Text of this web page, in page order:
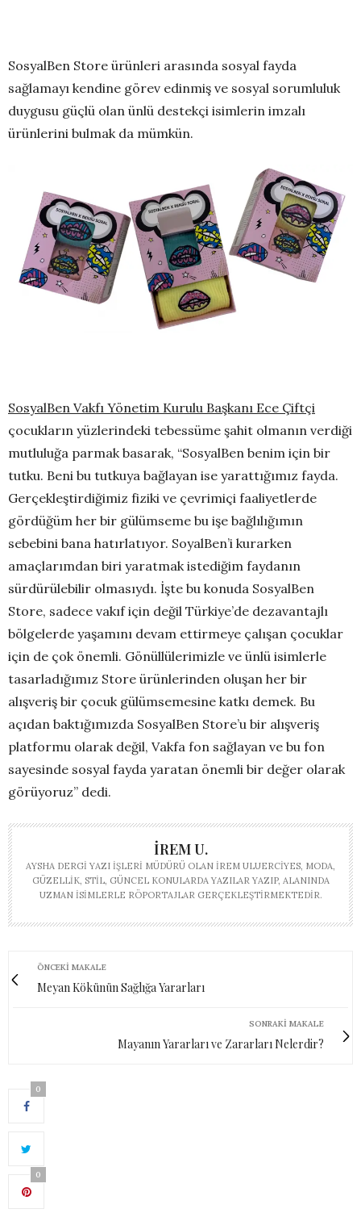
SosyalBen Store ürünleri arasında sosyal fayda
sağlamayı kendine görev edinmiş ve sosyal sorumluluk
duygusu güçlü olan ünlü destekçi isimlerin imzalı
ürünlerini bulmak da mümkün.
SosyalBen Vakfı Yönetim Kurulu Başkanı Ece Çiftçi
çocukların yüzlerindeki tebessüme şahit olmanın verdiği
mutluluğa parmak basarak, “SosyalBen benim için bir
tutku. Beni bu tutkuya bağlayan ise yarattığımız fayda.
Gerçekleştirdiğimiz fiziki ve çevrimiçi faaliyetlerde
gördüğüm her bir gülümseme bu işe bağlılığımın
sebebini bana hatırlatıyor. SoyalBen’i kurarken
amaçlarımdan biri yaratmak istediğim faydanın
sürdürülebilir olmasıydı. İşte bu konuda SosyalBen
Store, sadece vakıf için değil Türkiye’de dezavantajlı
bölgelerde yaşamını devam ettirmeye çalışan çocuklar
için de çok önemli. Gönüllülerimizle ve ünlü isimlerle
tasarladığımız Store ürünlerinden oluşan her bir
alışveriş bir çocuk gülümsemesine katkı demek. Bu
açıdan baktığımızda SosyalBen Store’u bir alışveriş
platformu olarak değil, Vakfa fon sağlayan ve bu fon
sayesinde sosyal fayda yaratan önemli bir değer olarak
görüyoruz” dedi.
İREM U.
AYSHA DERGI YAZI İŞLERI MÜDÜRÜ OLAN İREM ULUERCIYES, MODA,
GÜZELLIK, STIL, GÜNCEL KONULARDA YAZILAR YAZIP, ALANINDA
UZMAN ISIMLERLE RÖPORTAJLAR GERÇEKLEŞTIRMEKTEDIR.
ÖNCEKI MAKALE
Meyan Kökünün Sağlığa Yararları
SONRAKI MAKALE
Mayanın Yararları ve Zararları Nelerdir?
0
0